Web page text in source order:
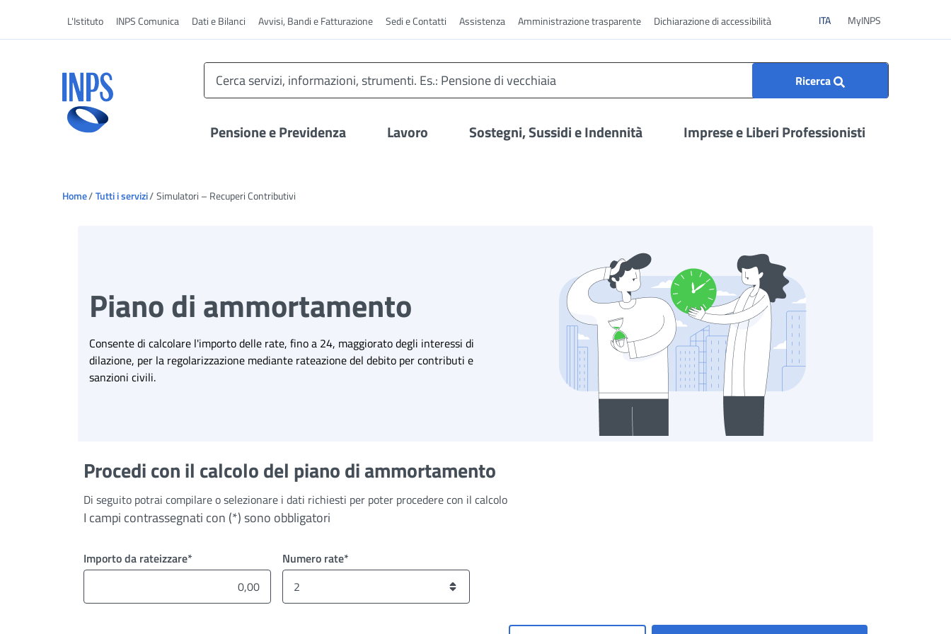
L'Istituto INPS Comunica Dati e Bilanci Avvisi, Bandi e Fatturazione Sedi e Contatti Assistenza Amministrazione trasparente Dichiarazione di accessibilità ITAITA MyINPS
Ricerca
Pensione e Previdenza Lavoro Sostegni, Sussidi e Indennità Imprese e Liberi Professionisti
Ti trovi in:
Home Tutti i servizi Simulatori – Recuperi Contributivi
Piano di ammortamento
Consente di calcolare l'importo delle rate, fino a 24, maggiorato degli interessi di
dilazione, per la regolarizzazione mediante rateazione del debito per contributi e
sanzioni civili.
Procedi con il calcolo del piano di ammortamento
Di seguito potrai compilare o selezionare i dati richiesti per poter procedere con il calcolo
I campi contrassegnati con (*) sono obbligatori
Importo da rateizzare* Numero rate*